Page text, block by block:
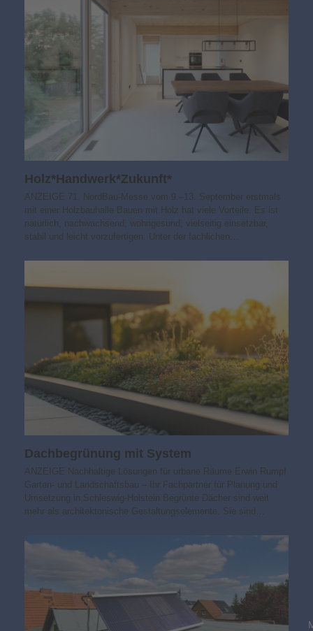
Holz*Handwerk*Zukunft*
ANZEIGE 71. NordBau-Messe vom 9.–13. September erstmals
mit einer Holzbauhalle Bauen mit Holz hat viele Vorteile. Es ist
natürlich, nachwachsend, wohngesund, vielseitig einsetzbar,
stabil und leicht vorzufertigen. Unter der fachlichen…
Dachbegrünung mit System
ANZEIGE Nachhaltige Lösungen für urbane Räume Erwin Rumpf
Garten- und Landschaftsbau – Ihr Fachpartner für Planung und
Umsetzung in Schleswig-Holstein Begrünte Dächer sind weit
mehr als architektonische Gestaltungselemente. Sie sind…